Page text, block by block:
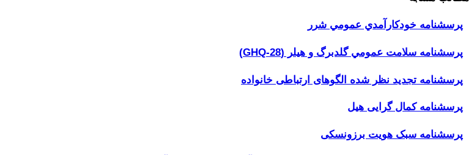
پرسشنامه خودكارآمدي عمومي شرر
پرسشنامه سلامت عمومي گلدبرگ و هیلر (GHQ-28)
پرسشنامه تجدید نظر شده الگوهای ارتباطی خانواده
پرسشنامه کمال گرایی هیل
پرسشنامه سبک هویت برزونسکی